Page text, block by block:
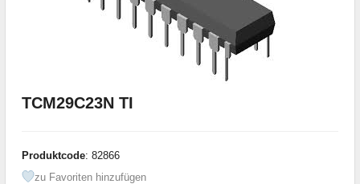
TCM29C23N TI
Produktcode: 82866
zu Favoriten hinzufügen